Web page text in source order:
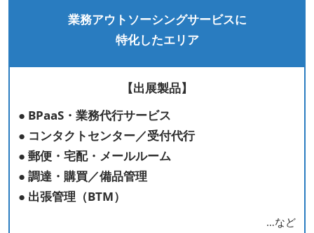
業務アウトソーシングサービスに
特化したエリア
【出展製品】
● BPaaS・業務代行サービス
● コンタクトセンター／受付代行
● 郵便・宅配・メールルーム
● 調達・購買／備品管理
● 出張管理（BTM）
…など